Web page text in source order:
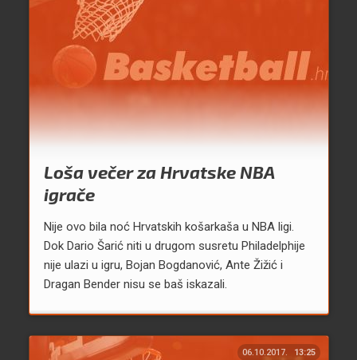
Loša večer za Hrvatske NBA
igrače
Nije ovo bila noć Hrvatskih košarkaša u NBA ligi.
Dok Dario Šarić niti u drugom susretu Philadelphije
nije ulazi u igru, Bojan Bogdanović, Ante Žižić i
Dragan Bender nisu se baš iskazali.
06.10.2017. 13:25